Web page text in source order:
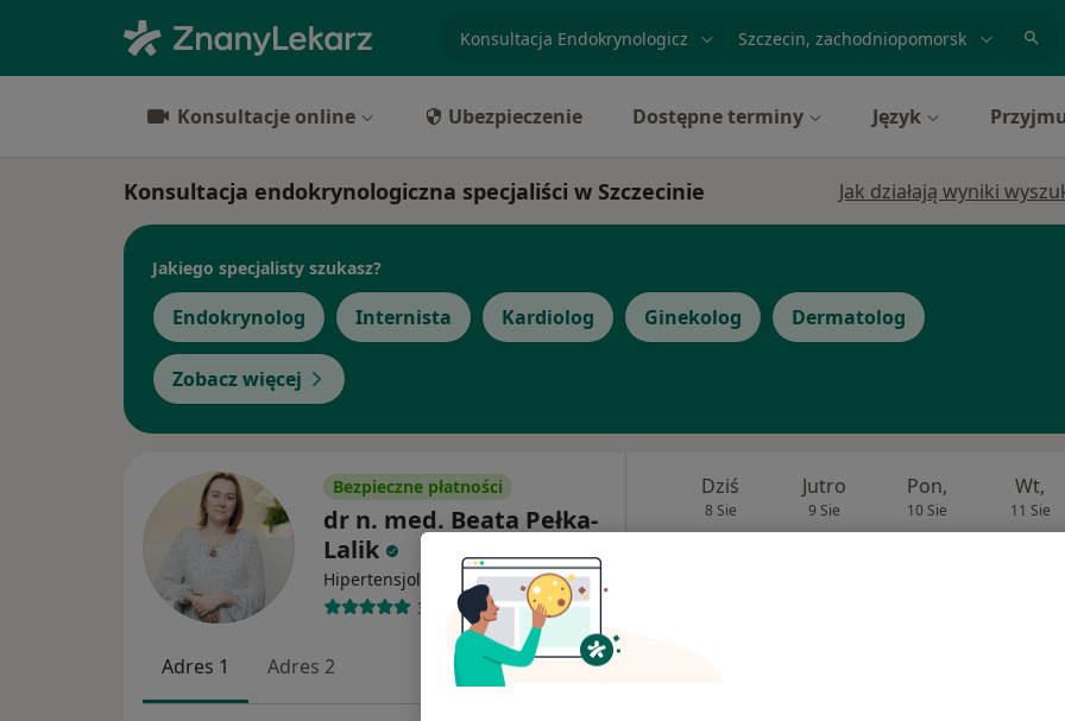
Konsultacje online Ubezpieczenie Dostępne terminy Język
Konsultacja endokrynologiczna specjaliści w Szczecinie Jak działają wyniki
Jakiego specjalisty szukasz?
Endokrynolog Internista Kardiolog Ginekolog Dermatolog
Zobacz więcej
Bezpieczne płatności
dr n. med. Beata Pełka-
Lalik
Hipertensjolog, Internista·Więcej
358 opinii
Adres 1 Adres 2
Dziś
8 Sie
Jutro
9 Sie
Pon,
10 Sie
Wt,
11 Sie